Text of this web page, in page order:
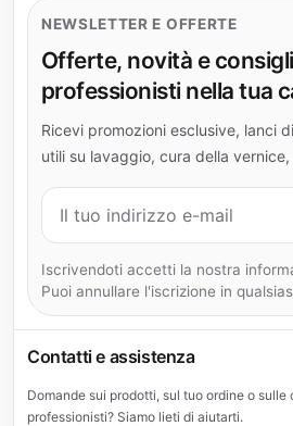
NEWSLETTER E OFFERTE
Offerte, novità e
professionisti nella tua
Ricevi promozioni esclusive, lanci
utili su lavaggio, cura della
Indirizzo e-mail
Iscrivendoti accetti la nostra
Puoi annullare l'iscrizione in
Contatti e assistenza
Domande sui prodotti, sul tuo ordine o sulle
professionisti? Siamo lieti di aiutarti.